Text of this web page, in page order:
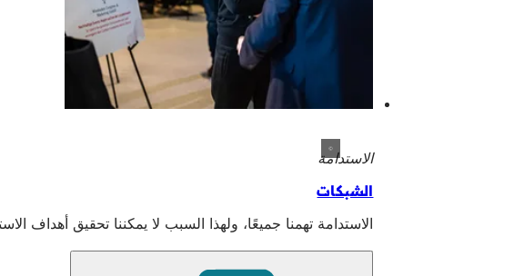
الاستدامة
الشبكات
الاستدامة تهمنا جميعًا، ولهذا السبب لا يمكننا تحقيق أهداف